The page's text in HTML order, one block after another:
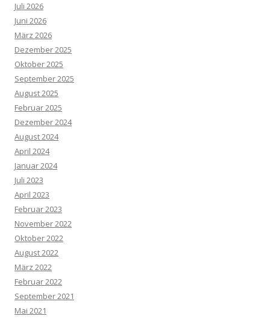
Juli 2026
Juni 2026
März 2026
Dezember 2025
Oktober 2025
September 2025
August 2025
Februar 2025
Dezember 2024
August 2024
April 2024
Januar 2024
Juli 2023
April 2023
Februar 2023
November 2022
Oktober 2022
August 2022
März 2022
Februar 2022
September 2021
Mai 2021